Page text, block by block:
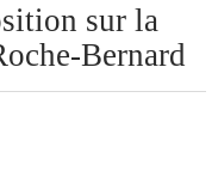
sur la
Bernard